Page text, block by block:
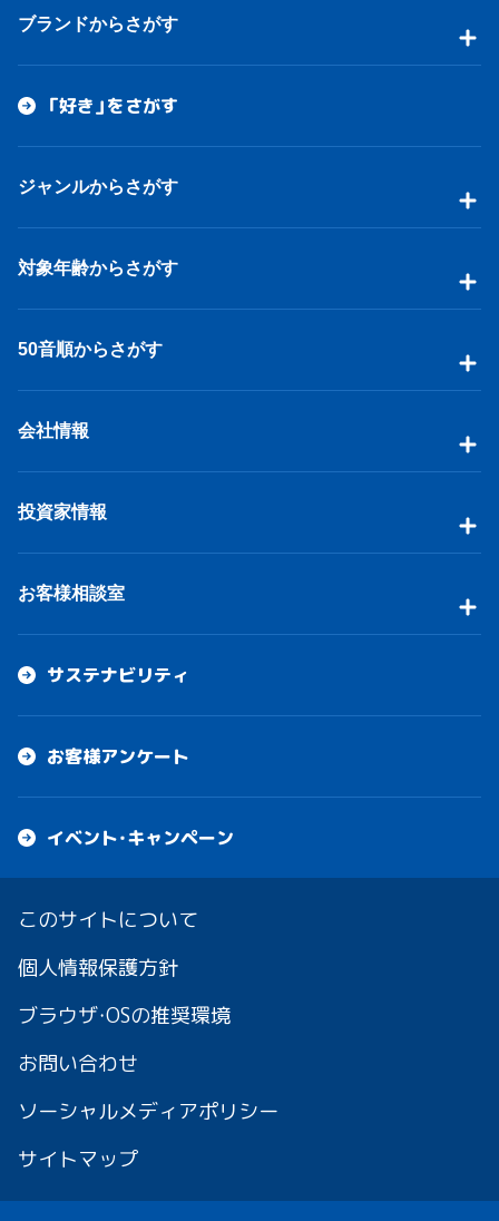
ブランドからさがす
「好き」をさがす
ジャンルからさがす
対象年齢からさがす
50音順からさがす
会社情報
投資家情報
お客様相談室
サステナビリティ
お客様アンケート
イベント・キャンペーン
このサイトについて
個人情報保護方針
ブラウザ・OSの推奨環境
お問い合わせ
ソーシャルメディアポリシー
サイトマップ